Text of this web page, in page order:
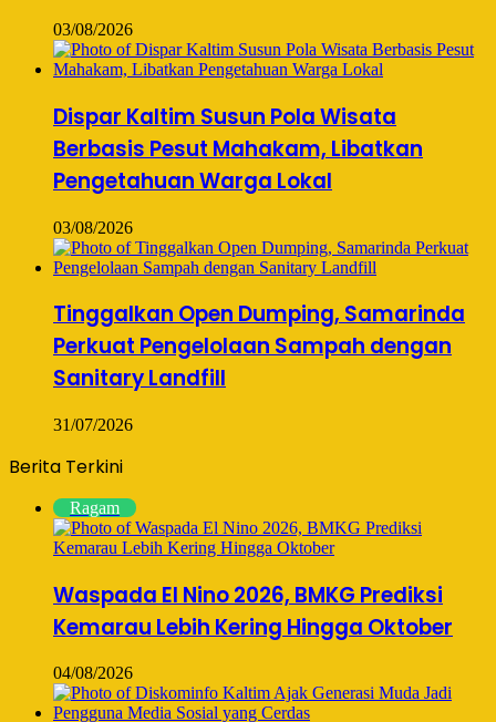
03/08/2026
Dispar Kaltim Susun Pola Wisata
Berbasis Pesut Mahakam, Libatkan
Pengetahuan Warga Lokal
03/08/2026
Tinggalkan Open Dumping, Samarinda
Perkuat Pengelolaan Sampah dengan
Sanitary Landfill
31/07/2026
Berita Terkini
Ragam
Waspada El Nino 2026, BMKG Prediksi
Kemarau Lebih Kering Hingga Oktober
04/08/2026